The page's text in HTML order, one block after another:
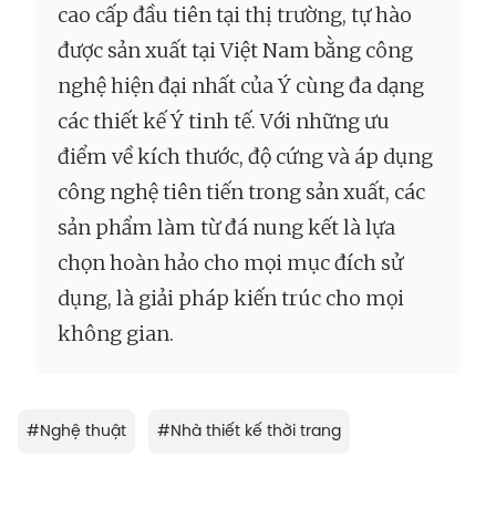
cao cấp đầu tiên tại thị trường, tự hào
được sản xuất tại Việt Nam bằng công
nghệ hiện đại nhất của Ý cùng đa dạng
các thiết kế Ý tinh tế. Với những ưu
điểm về kích thước, độ cứng và áp dụng
công nghệ tiên tiến trong sản xuất, các
sản phẩm làm từ đá nung kết là lựa
chọn hoàn hảo cho mọi mục đích sử
dụng, là giải pháp kiến trúc cho mọi
không gian.
#Nghệ thuật #Nhà thiết kế thời trang